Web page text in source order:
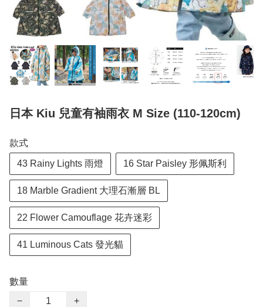
日本 Kiu 兒童有袖雨衣 M Size (110-120cm)
款式
43 Rainy Lights 雨燈 16 Star Paisley 形佩斯利
18 Marble Gradient 大理石漸層 BL
22 Flower Camouflage 花卉迷彩
41 Luminous Cats 發光貓
數量
−
+